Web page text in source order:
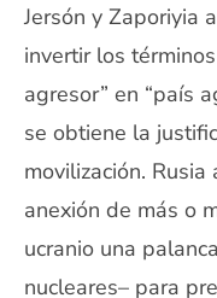
Jersón y Zaporiyia
invertir los
agresor” en “país
se obtiene la
movilización.
anexión de más o
ucranio una
nucleares– para